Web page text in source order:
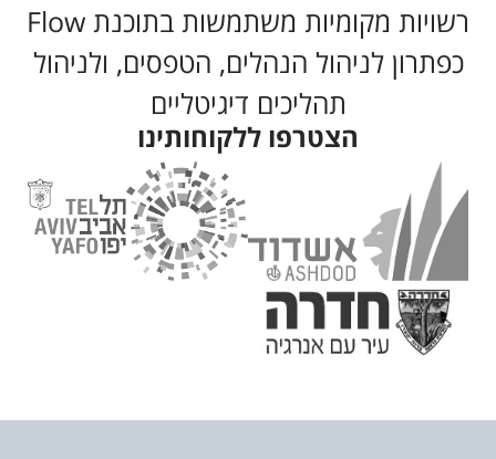
רשויות מקומיות משתמשות בתוכנת Flow
כפתרון לניהול הנהלים, הטפסים, ולניהול
תהליכים דיגיטליים
הצטרפו ללקוחותינו